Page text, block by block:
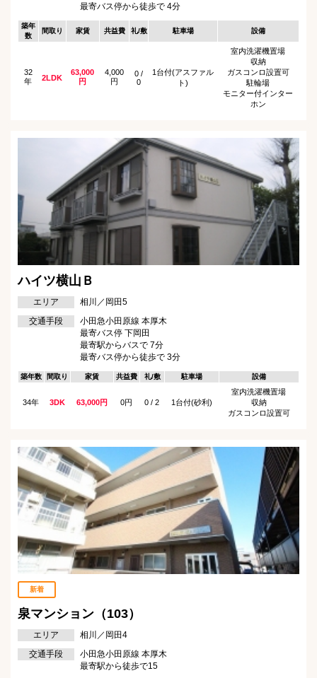
最寄バス停から徒歩で 4分
築年
数
間取り 家賃 共益費 礼/敷 駐車場 設備
32
年
2LDK
63,000
円
4,000
円
0 /
0
1台付(アスファル
ト)
室内洗濯機置場
収納
ガスコンロ設置可
駐輪場
モニター付インター
ホン
ハイツ横山Ｂ
エリア
相川／岡田5
交通手段
小田急小田原線 本厚木
最寄バス停 下岡田
最寄駅からバスで 7分
最寄バス停から徒歩で 3分
築年数 間取り 家賃 共益費 礼/敷 駐車場 設備
34年 3DK 63,000円 0円 0 / 2 1台付(砂利)
室内洗濯機置場
収納
ガスコンロ設置可
新着
泉マンション（103）
エリア
相川／岡田4
交通手段
小田急小田原線 本厚木
最寄駅から徒歩で15